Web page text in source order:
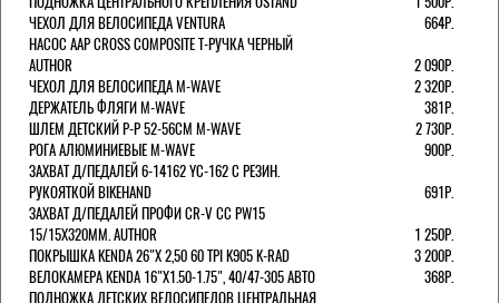
ЧЕХОЛ ДЛЯ ВЕЛОСИПЕДА VENTURA
664Р.
НАСОС AAP CROSS COMPOSITE Т-РУЧКА ЧЕРНЫЙ
AUTHOR
2 090Р.
ЧЕХОЛ ДЛЯ ВЕЛОСИПЕДА M-WAVE
2 320Р.
ДЕРЖАТЕЛЬ ФЛЯГИ M-WAVE
381Р.
ШЛЕМ ДЕТСКИЙ Р-Р 52-56СМ M-WAVE
2 730Р.
РОГА АЛЮМИНИЕВЫЕ M-WAVE
900Р.
ЗАХВАТ Д/ПЕДАЛЕЙ 6-14162 YC-162 С РЕЗИН.
РУКОЯТКОЙ BIKEHAND
691Р.
ЗАХВАТ Д/ПЕДАЛЕЙ ПРОФИ CR-V CC PW15
15/15X320ММ. AUTHOR
1 250Р.
ПОКРЫШКА KENDA 26"Х 2,50 60 TPI K905 K-RAD
3 200Р.
ВЕЛОКАМЕРА KENDA 16"Х1.50-1.75", 40/47-305 АВТО
368Р.
ПОДНОЖКА ДЕТСКИХ ВЕЛОСИПЕДОВ ЦЕНТРАЛЬНАЯ